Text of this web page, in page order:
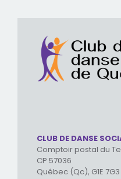
CLUB DE DANSE
Comptoir postal du
CP 57036
Québec (Qc), G1E 7G3